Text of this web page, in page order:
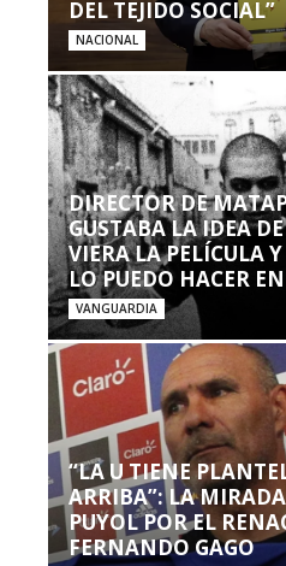
DEL TEJIDO SOCIAL”
NACIONAL
DIRECTOR DE
GUSTABA LA IDEA
VIERA LA PELÍCULA
LO PUEDO HACER
VANGUARDIA
“LA U TIENE
ARRIBA”: LA
PUYOL POR EL
FERNANDO GAGO